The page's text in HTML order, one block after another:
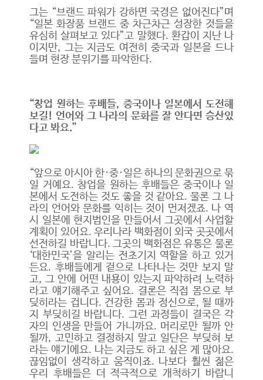
그는 “브랜드 파워가 강하면 국경은 없어진다”며
“일본 화장품 브랜드 중 차근차근 성장한 것들을
유심히 살펴보고 있다”고 말했다. 환갑이 지난 나
이지만, 그는 지금도 여전히 중국과 일본을 드나
들며 현장 분위기를 파악한다.
“창업 원하는 후배들, 중국이나 일본에서 도전해
보길! 언어와 그 나라의 문화를 잘 안다면 승산있
다고 봐요.”
“앞으로 아시아 한·중·일은 하나의 문화권으로 묶
일 거예요. 창업을 원하는 후배들은 중국이나 일
본에서 도전하는 것도 좋을 것 같아요. 물론 그 나
라의 언어와 문화를 익히는 것이 먼저겠죠. 나 역
시 일본에 현지법인을 만들어서 그곳에서 사업할
계획이 있어요. 우리나라 백화점이 외국 곳곳에서
선전하길 바랍니다. 그곳의 백화점은 유통은 물론
‘대한민국’을 알리는 전초기지 역할을 하고 있거
든요. 후배들에게 겉으로 나타나는 것만 보지 말
고, 그 안에 어떤 내용이 있는지 파악하려 노력하
라고 얘기해주고 싶어요. 결론은 직접 몸으로 부
딪히라는 겁니다. 건강한 몸과 정신으로, 될 때까
지 부딪히길 바랍니다. 그런 과정들이 결국은 각
자의 인생을 만들어 가니까요. 머리로만 될까 안
될까, 고민하고 결정하지 말고 일단은 부딪혀 보
라는 얘기에요. 나는 지금도 하고 싶은 게 많아요.
끊임없이 생각하고 움직이죠. 나보다 훨씬 젊은
우리 후배들은 더 적극적으로 개척하기 바랍니